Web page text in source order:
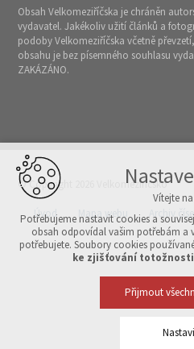
Obsah Velkomeziříčska je chráněn
vydavatel. Jakékoliv užití článků a
podoby Velkomeziříčska včetně
obsahu je bez písemného souhlasu
ZAKÁZÁNO.
© Copyright 2026 Velkomeziříčsko
Úvod Mapa webu Archiv
Vítejte
Potřebujeme nastavit cookies a
obsah odpovídal vašim potřebám a
potřebujete. Soubory cookies
ke zjišťování
Přijmout